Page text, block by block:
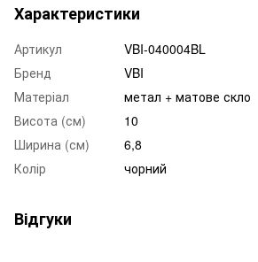
Характеристики
Артикул
VBI-040004BL
Бренд
VBI
Матеріал
метал + матове скло
Висота (см)
10
Ширина (см)
6,8
Колір
чорний
Відгуки